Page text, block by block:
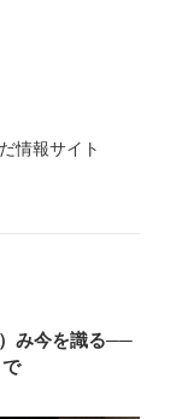
情報サイト
み今を識る──